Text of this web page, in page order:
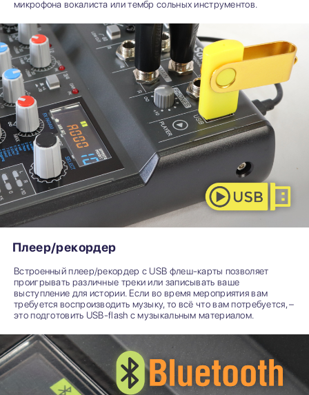
микрофона вокалиста или тембр сольных инструментов.
Плеер/рекордер
Встроенный плеер/рекордер с USB флеш-карты позволяет
проигрывать различные треки или записывать ваше
выступление для истории. Если во время мероприятия вам
требуется воспроизводить музыку, то всё что вам потребуется, –
это подготовить USB-flash с музыкальным материалом.